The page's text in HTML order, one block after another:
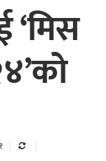
‘मिस